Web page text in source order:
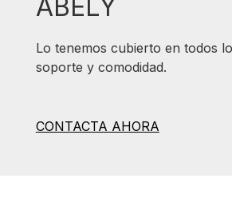
ABELY
Lo tenemos cubierto en todos
soporte y comodidad.
CONTACTA AHORA